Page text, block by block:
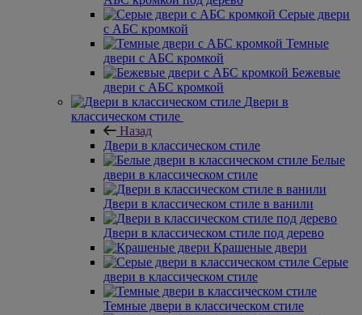
Серые двери
с АБС кромкой
Темные
двери с АБС кромкой
Бежевые
двери с АБС кромкой
Двери в
классическом стиле
Назад
Двери в классическом стиле
Белые
двери в классическом стиле
Двери в классическом стиле в ванили
Двери в классическом стиле под дерево
Крашеные двери
Серые
двери в классическом стиле
Темные двери в классическом стиле